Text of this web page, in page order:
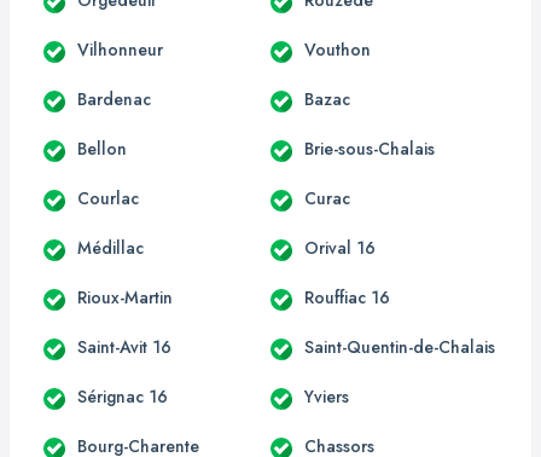
Vilhonneur Vouthon
Bardenac Bazac
Bellon Brie-sous-Chalais
Courlac Curac
Médillac Orival 16
Rioux-Martin Rouffiac 16
Saint-Avit 16 Saint-Quentin-de-Chalais
Sérignac 16 Yviers
Bourg-Charente Chassors